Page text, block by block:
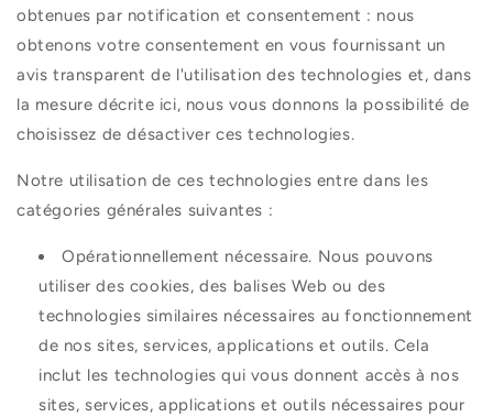
obtenues par notification et consentement : nous
obtenons votre consentement en vous fournissant un
avis transparent de l'utilisation des technologies et, dans
la mesure décrite ici, nous vous donnons la possibilité de
choisissez de désactiver ces technologies.
Notre utilisation de ces technologies entre dans les
catégories générales suivantes :
Opérationnellement nécessaire. Nous pouvons
utiliser des cookies, des balises Web ou des
technologies similaires nécessaires au fonctionnement
de nos sites, services, applications et outils. Cela
inclut les technologies qui vous donnent accès à nos
sites, services, applications et outils nécessaires pour